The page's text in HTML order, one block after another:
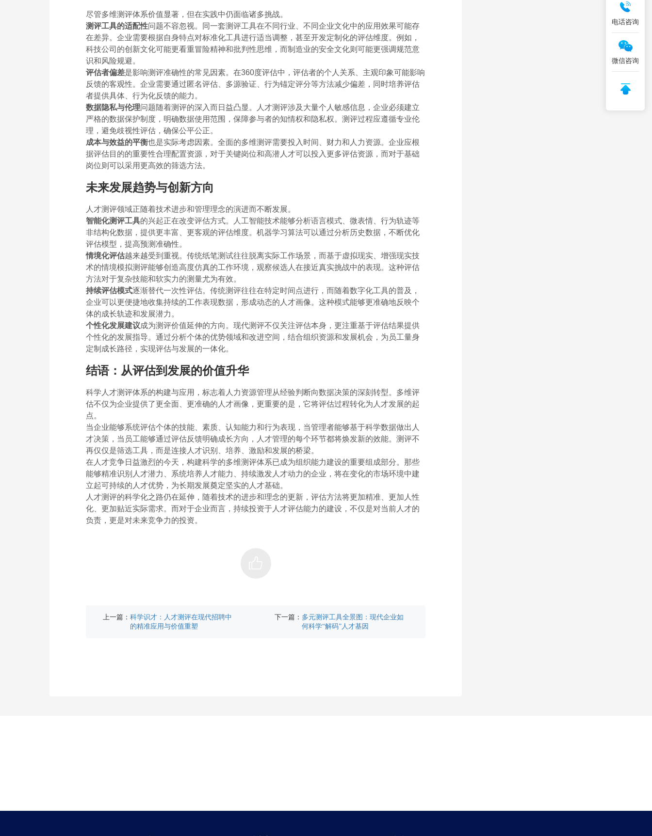
尽管多维测评体系价值显著，但在实践中仍面临诸多挑战。
测评工具的适配性问题不容忽视。同一套测评工具在不同行业、不同企业文化中的应用效果可能存
在差异。企业需要根据自身特点对标准化工具进行适当调整，甚至开发定制化的评估维度。例如，
科技公司的创新文化可能更看重冒险精神和批判性思维，而制造业的安全文化则可能更强调规范意
识和风险规避。
评估者偏差是影响测评准确性的常见因素。在360度评估中，评估者的个人关系、主观印象可能影响
反馈的客观性。企业需要通过匿名评估、多源验证、行为锚定评分等方法减少偏差，同时培养评估
者提供具体、行为化反馈的能力。
数据隐私与伦理问题随着测评的深入而日益凸显。人才测评涉及大量个人敏感信息，企业必须建立
严格的数据保护制度，明确数据使用范围，保障参与者的知情权和隐私权。测评过程应遵循专业伦
理，避免歧视性评估，确保公平公正。
成本与效益的平衡也是实际考虑因素。全面的多维测评需要投入时间、财力和人力资源。企业应根
据评估目的的重要性合理配置资源，对于关键岗位和高潜人才可以投入更多评估资源，而对于基础
岗位则可以采用更高效的筛选方法。
未来发展趋势与创新方向
人才测评领域正随着技术进步和管理理念的演进而不断发展。
智能化测评工具的兴起正在改变评估方式。人工智能技术能够分析语言模式、微表情、行为轨迹等
非结构化数据，提供更丰富、更客观的评估维度。机器学习算法可以通过分析历史数据，不断优化
评估模型，提高预测准确性。
情境化评估越来越受到重视。传统纸笔测试往往脱离实际工作场景，而基于虚拟现实、增强现实技
术的情境模拟测评能够创造高度仿真的工作环境，观察候选人在接近真实挑战中的表现。这种评估
方法对于复杂技能和软实力的测量尤为有效。
持续评估模式逐渐替代一次性评估。传统测评往往在特定时间点进行，而随着数字化工具的普及，
企业可以更便捷地收集持续的工作表现数据，形成动态的人才画像。这种模式能够更准确地反映个
体的成长轨迹和发展潜力。
个性化发展建议成为测评价值延伸的方向。现代测评不仅关注评估本身，更注重基于评估结果提供
个性化的发展指导。通过分析个体的优势领域和改进空间，结合组织资源和发展机会，为员工量身
定制成长路径，实现评估与发展的一体化。
结语：从评估到发展的价值升华
科学人才测评体系的构建与应用，标志着人力资源管理从经验判断向数据决策的深刻转型。多维评
估不仅为企业提供了更全面、更准确的人才画像，更重要的是，它将评估过程转化为人才发展的起
点。
当企业能够系统评估个体的技能、素质、认知能力和行为表现，当管理者能够基于科学数据做出人
才决策，当员工能够通过评估反馈明确成长方向，人才管理的每个环节都将焕发新的效能。测评不
再仅仅是筛选工具，而是连接人才识别、培养、激励和发展的桥梁。
在人才竞争日益激烈的今天，构建科学的多维测评体系已成为组织能力建设的重要组成部分。那些
能够精准识别人才潜力、系统培养人才能力、持续激发人才动力的企业，将在变化的市场环境中建
立起可持续的人才优势，为长期发展奠定坚实的人才基础。
人才测评的科学化之路仍在延伸，随着技术的进步和理念的更新，评估方法将更加精准、更加人性
化、更加贴近实际需求。而对于企业而言，持续投资于人才评估能力的建设，不仅是对当前人才的
负责，更是对未来竞争力的投资。
上一篇： 科学识才：人才测评在现代招聘中
的精准应用与价值重塑
下一篇： 多元测评工具全景图：现代企业如
何科学“解码”人才基因
电话咨询
微信咨询